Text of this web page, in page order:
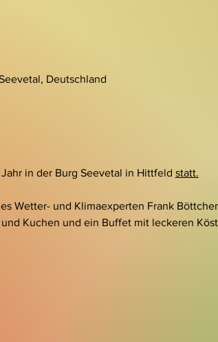
Deutschland
in der Burg Seevetal in Hittfeld statt.
Wetter- und Klimaexperten Frank
Kuchen und ein Buffet mit leckeren